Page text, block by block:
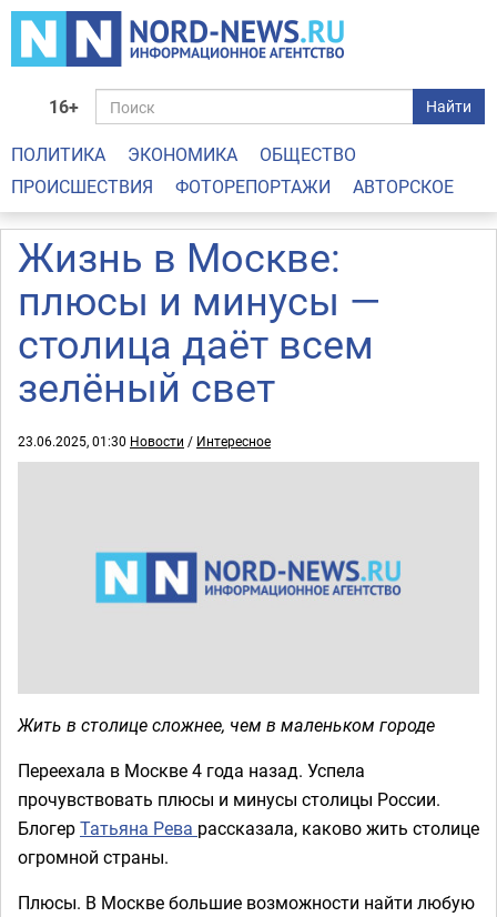
16+ Найти
ПОЛИТИКА ЭКОНОМИКА
ОБЩЕСТВО
ПРОИСШЕСТВИЯ
ФОТОРЕПОРТАЖИ АВТОРСКОЕ
Жизнь в Москве:
плюсы и минусы —
столица даёт всем
зелёный свет
23.06.2025, 01:30 Новости / Интересное
Жить в столице сложнее, чем в маленьком городе
Переехала в Москве 4 года назад. Успела
прочувствовать плюсы и минусы столицы России.
БлогерТатьяна Рева рассказала, каково жить столице
огромной страны.
Плюсы. В Москве большие возможности найти любую